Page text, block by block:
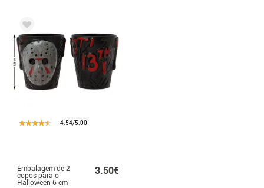
4.54/5.00
Embalagem de 2
copos para o
Halloween 6 cm
3.50€